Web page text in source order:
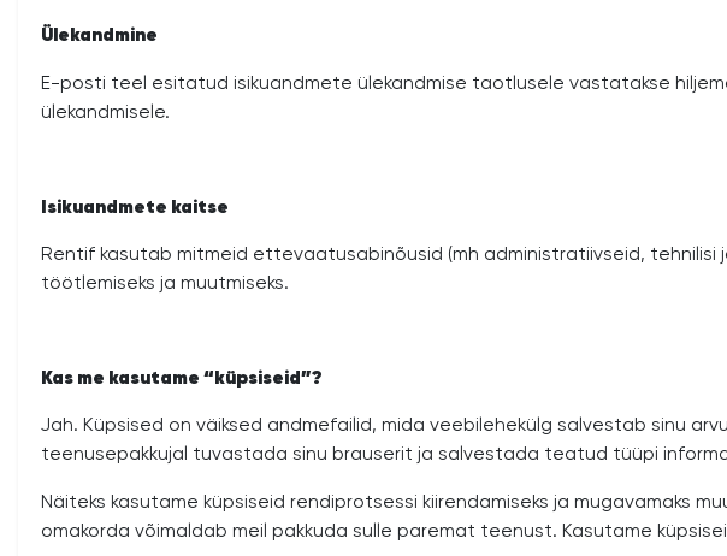
Ülekandmine
E-posti teel esitatud isikuandmete ülekandmise taotlusele vastatakse
ülekandmisele.
Isikuandmete kaitse
Rentif kasutab mitmeid ettevaatusabinõusid (mh administratiivseid,
töötlemiseks ja muutmiseks.
Kas me kasutame “küpsiseid”?
Jah. Küpsised on väiksed andmefailid, mida veebilehekülg salvestab sinu
teenusepakkujal tuvastada sinu brauserit ja salvestada teatud tüüpi
Näiteks kasutame küpsiseid rendiprotsessi kiirendamiseks ja mugavamaks
omakorda võimaldab meil pakkuda sulle paremat teenust. Kasutame